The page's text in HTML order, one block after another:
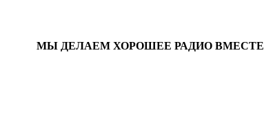
МЫ ДЕЛАЕМ ХОРОШЕЕ РАДИО ВМЕСТЕ